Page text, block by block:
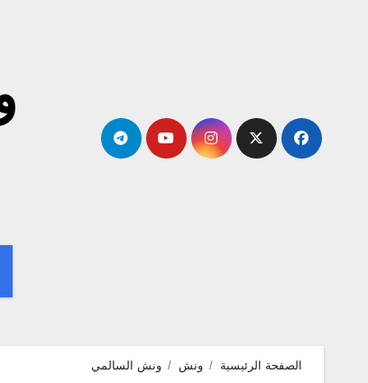
الصفحة الرئيسية ونش ونش السالمي